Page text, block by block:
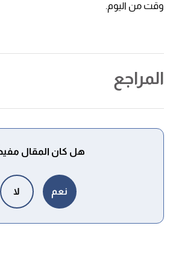
وقت من اليوم.
المراجع
Levels, Normal Range,
, Retrieved 26/7/2024. Edited.
Not Reliable in Diagnosing Type
healthcentral, Retrieved 26/7/2024.
هل كان المقال
نعم لا